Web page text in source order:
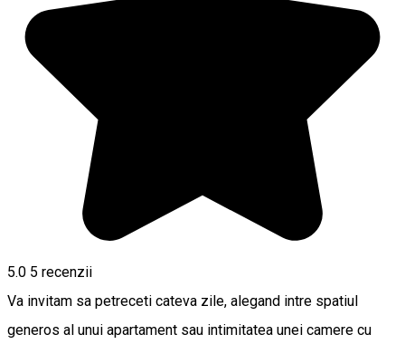
5.0 5 recenzii
Va invitam sa petreceti cateva zile, alegand intre spatiul
generos al unui apartament sau intimitatea unei camere cu